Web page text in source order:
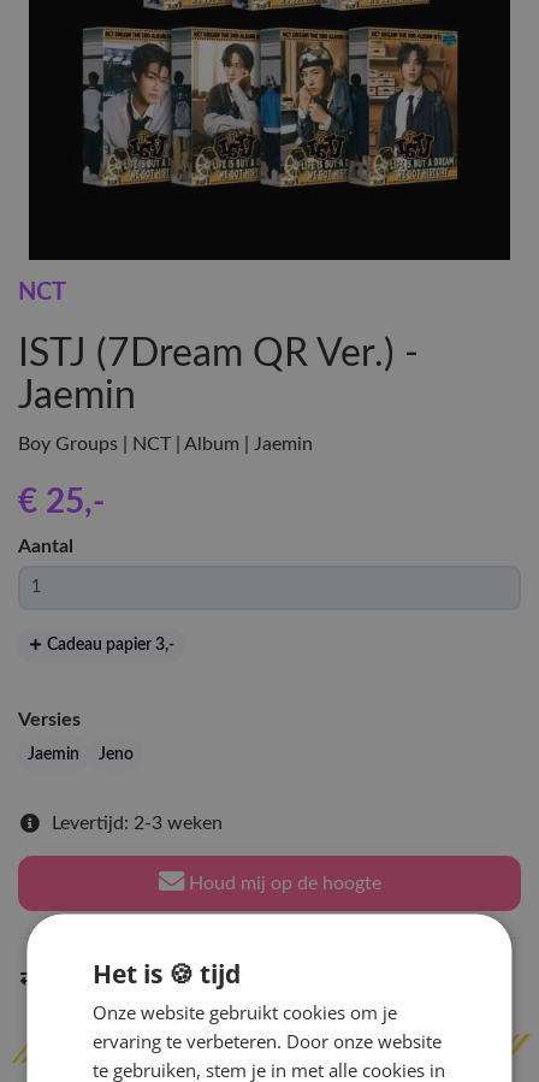
NCT
ISTJ (7Dream QR Ver.) -
Jaemin
Boy Groups | NCT | Album | Jaemin
€ 25,-
Aantal
Cadeau papier 3,-
Versies
Jaemin Jeno
Levertijd: 2-3 weken
Houd mij op de hoogte
Indien op voorraad binnen 2 werkdagen
Het is 🍪 tijd
Onze website gebruikt cookies om je
ervaring te verbeteren. Door onze website
te gebruiken, stem je in met alle cookies in